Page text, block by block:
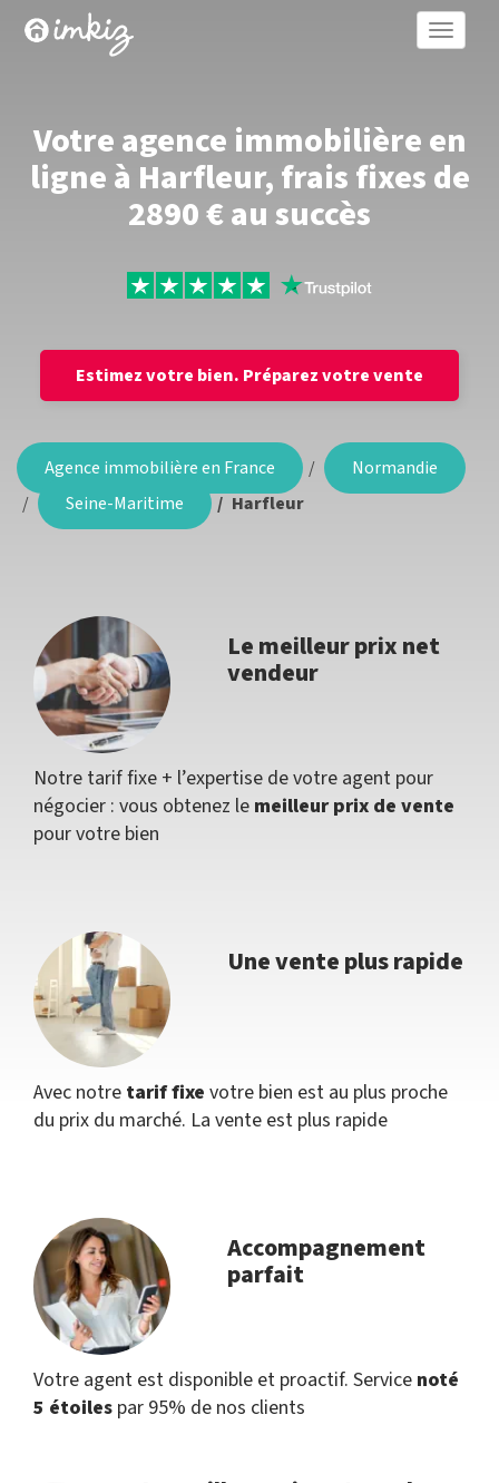
Toggle
Votre agence immobilière en
ligne à Harfleur, frais fixes de
2890 € au succès
Estimez votre bien. Préparez votre vente
Agence immobilière en France
Normandie
Seine-Maritime
Harfleur
Le meilleur prix net
vendeur
Notre tarif fixe + l’expertise de votre agent pour
négocier : vous obtenez le meilleur prix de vente
pour votre bien
Une vente plus rapide
Avec notre tarif fixe votre bien est au plus proche
du prix du marché. La vente est plus rapide
Accompagnement
parfait
Votre agent est disponible et proactif. Service noté
5 étoiles par 95% de nos clients